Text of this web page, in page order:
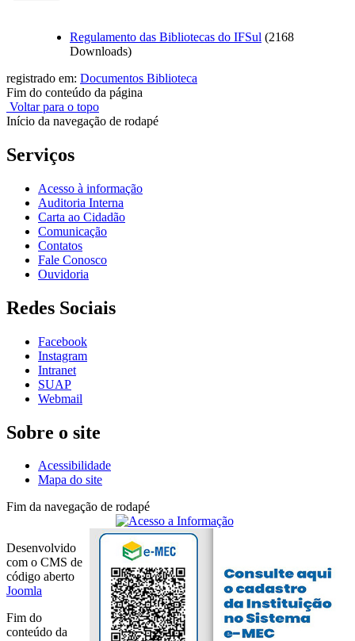
Regulamento das Bibliotecas do IFSul (2168
Downloads)
registrado em: Documentos Biblioteca
Fim do conteúdo da página
Voltar para o topo
Início da navegação de rodapé
Serviços
Acesso à informação
Auditoria Interna
Carta ao Cidadão
Comunicação
Contatos
Fale Conosco
Ouvidoria
Redes Sociais
Facebook
Instagram
Intranet
SUAP
Webmail
Sobre o site
Acessibilidade
Mapa do site
Fim da navegação de rodapé
Desenvolvido
com o CMS de
código aberto
Joomla
Fim do
conteúdo da